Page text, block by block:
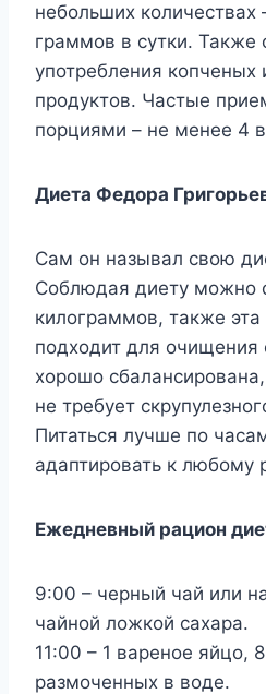
небольших количествах
граммов в сутки. Также
употребления копченых
продуктов. Частые
порциями – не менее 4
Диета Федора
Сам он называл свою
Соблюдая диету можно
килограммов, также эта
подходит для очищения
хорошо
не требует
Питаться лучше по
адаптировать к любому
Ежедневный рацион
9:00 – черный чай или
чайной ложкой сахара.
11:00 – 1 вареное яйцо,
размоченных в воде.